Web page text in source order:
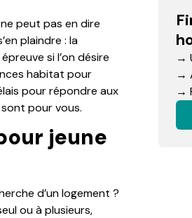
peut pas en dire
plaindre : la
si l’on désire
habitat pour
pour répondre aux
pour vous.
jeune
d’un logement ?
ou à plusieurs,
→
→
→